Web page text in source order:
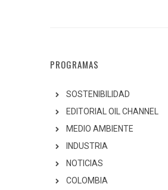
PROGRAMAS
SOSTENIBILIDAD
EDITORIAL OIL CHANNEL
MEDIO AMBIENTE
INDUSTRIA
NOTICIAS
COLOMBIA